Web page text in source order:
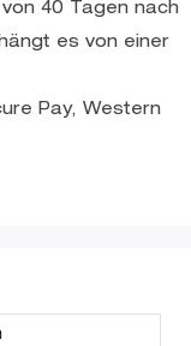
40 Tagen nach
es von einer
Pay, Western